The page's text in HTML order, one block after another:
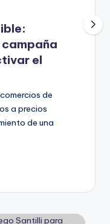
el
de
a precios
de una